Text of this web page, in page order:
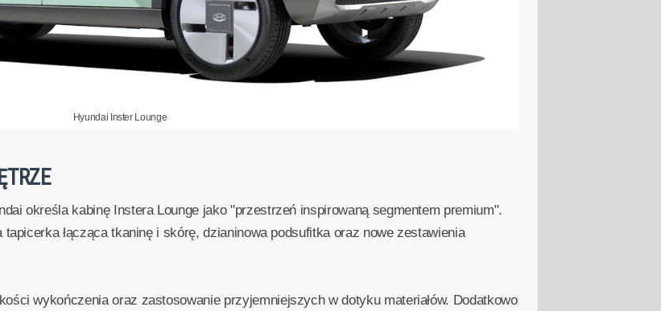
Hyundai Inster Lounge
określa kabinę Instera Lounge jako "przestrzeń inspirowaną segmentem premium".
łącząca tkaninę i skórę, dzianinowa podsufitka oraz nowe zestawienia
wykończenia oraz zastosowanie przyjemniejszych w dotyku materiałów. Dodatkowo